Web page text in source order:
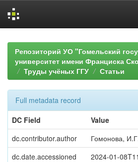
navigationРепозиторий УО "Гомельский
университет имени Франциска
Труды учёных ГГУ
Статьи
Full metadata record
DC Field
Value
dc.contributor.author
Гомонова,
dc.date.accessioned
2024-01-